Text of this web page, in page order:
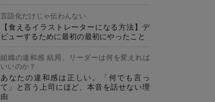
言語化だけじゃ伝わんない
【食えるイラストレーターになる方法】デ
ビューするために最初の最初にやったこと
組織の違和感 結局、リーダーは何を変えれば
いいのか？
あなたの違和感は正しい。「何でも言っ
て」と言う上司にほど、本音を話せない理
由